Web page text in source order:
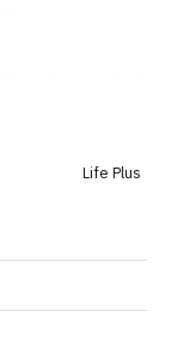
Life Plus